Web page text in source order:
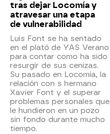
tras dejar Locomía y
atravesar una etapa
de vulnerabilidad
Luis Font se ha sentado
en el plató de YAS Verano
para contar como ha sido
resurgir de sus cenizas.
Su pasado en Locomía, la
relación con s hermano
Xavier Font y el superar
problemas personales que
le hundieron en un pozo
sin fondo durante mucho
tiempo.